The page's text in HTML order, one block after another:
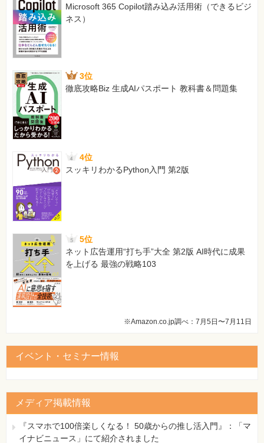
Microsoft 365 Copilot踏み込み活用術（できるビジ
ネス）
3位
徹底攻略Biz 生成AIパスポート 教科書＆問題集
4位
スッキリわかるPython入門 第2版
5位
ネット広告運用“打ち手”大全 第2版 AI時代に成果
を上げる 最強の戦略103
※Amazon.co.jp調べ：7月5日〜7月11日
イベント・セミナー情報
メディア掲載情報
『スマホで100倍楽しくなる！ 50歳からの推し活入門』：「マ
イナビニュース」にて紹介されました